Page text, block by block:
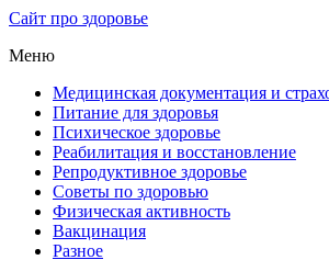
Сайт про здоровье
Меню
Медицинская документация и
Питание для здоровья
Психическое здоровье
Реабилитация и восстановление
Репродуктивное здоровье
Советы по здоровью
Физическая активность
Вакцинация
Разное